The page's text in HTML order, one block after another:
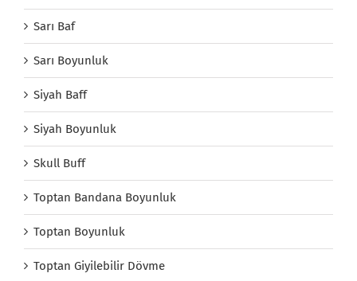
Sarı Baf
Sarı Boyunluk
Siyah Baff
Siyah Boyunluk
Skull Buff
Toptan Bandana Boyunluk
Toptan Boyunluk
Toptan Giyilebilir Dövme